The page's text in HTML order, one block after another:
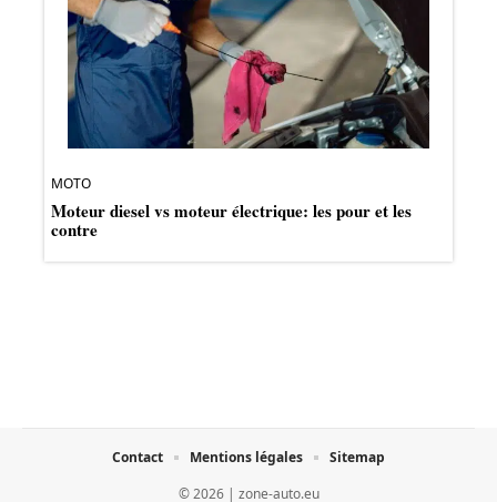
MOTO
Moteur diesel vs moteur électrique: les pour et les
contre
© 2026 | zone-auto.eu
Contact Mentions légales Sitemap